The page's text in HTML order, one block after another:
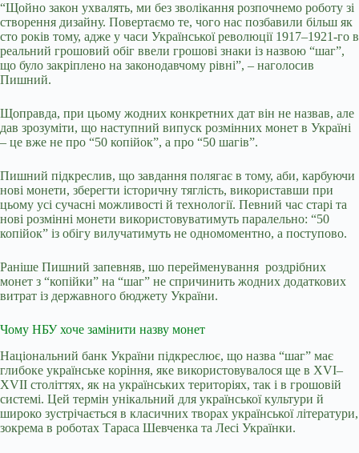
“Щойно закон ухвалять, ми без зволікання розпочнемо роботу зі
створення дизайну. Повертаємо те, чого нас позбавили більш як
сто років тому, адже у часи Української революції 1917–1921-го в
реальний грошовий обіг ввели грошові знаки із назвою “шаг”,
що було закріплено на законодавчому рівні”, – наголосив
Пишний.
Щоправда, при цьому жодних конкретних дат він не назвав, але
дав зрозуміти, що наступний випуск розмінних монет в Україні
– це вже не про “50 копійок”, а про “50 шагів”.
Пишний підкреслив, що завдання полягає в тому, аби, карбуючи
нові монети, зберегти історичну тяглість, використавши при
цьому усі сучасні можливості й технології. Певний час старі та
нові розмінні монети використовуватимуть паралельно: “50
копійок” із обігу вилучатимуть не одномоментно, а поступово.
Раніше Пишний запевняв, шо перейменування роздрібних
монет з “копійки” на “шаг” не спричинить жодних додаткових
витрат із державного бюджету України.
Чому НБУ хоче замінити назву монет
Національний банк України підкреслює, що назва “шаг” має
глибоке українське коріння, яке використовувалося ще в XVI–
XVII століттях, як на українських територіях, так і в грошовій
системі. Цей термін унікальний для української культури й
широко зустрічається в класичних творах української літератури,
зокрема в роботах Тараса Шевченка та Лесі Українки.